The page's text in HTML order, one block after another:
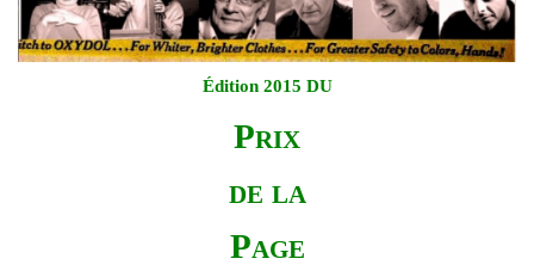
Édition 2015 DU
Prix
de la
Page